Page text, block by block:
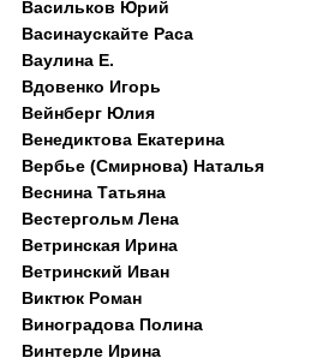
Васильков Юрий
Васинаускайте Раса
Ваулина Е.
Вдовенко Игорь
Вейнберг Юлия
Венедиктова Екатерина
Вербье (Смирнова) Наталья
Веснина Татьяна
Вестергольм Лена
Ветринская Ирина
Ветринский Иван
Виктюк Роман
Виноградова Полина
Винтерле Ирина